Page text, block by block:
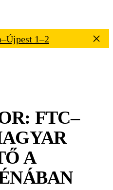
1–2
FTC–
A